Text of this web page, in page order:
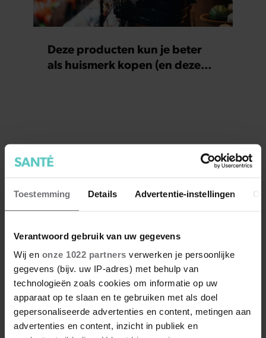
Toestemming Details Advertentie-instellingen
Verantwoord gebruik van uw gegevens
Wij en onze 1022 partners verwerken je persoonlijke
gegevens (bijv. uw IP-adres) met behulp van
technologieën zoals cookies om informatie op uw
apparaat op te slaan en te gebruiken met als doel
gepersonaliseerde advertenties en content, metingen aan
advertenties en content, inzicht in publiek en
Deze producten kun je beter
als huismerk kopen (en deze